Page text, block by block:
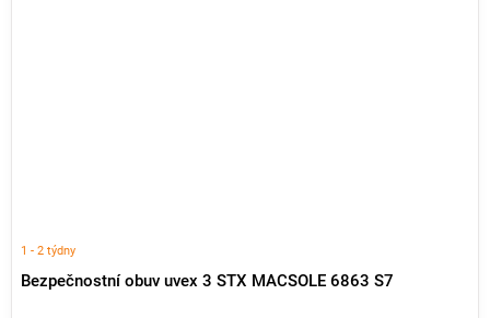
Bezpečnostní obuv uvex 3 STX MACSOLE 6863 S7
1 - 2 týdny